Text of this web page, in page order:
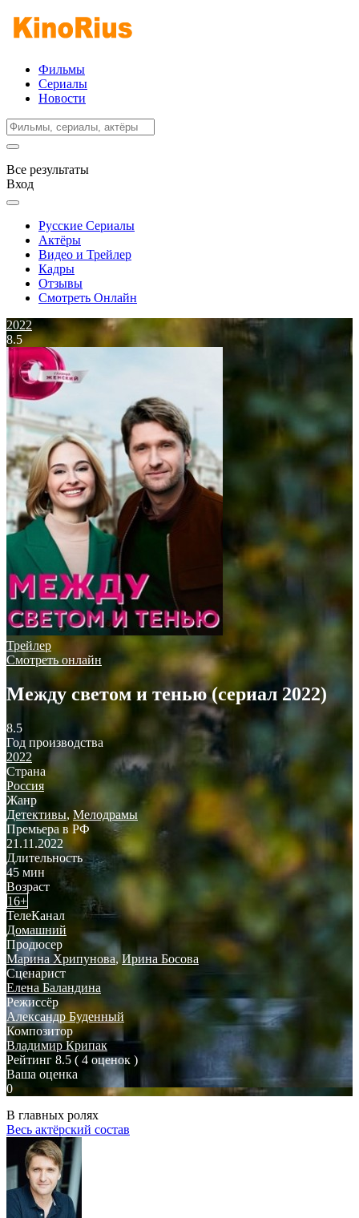
Фильмы
Сериалы
Новости
Все результаты
Вход
Русские Сериалы
Актёры
Видео и Трейлер
Кадры
Отзывы
Смотреть Онлайн
2022
8.5
Трейлер
Смотреть онлайн
Между светом и тенью (сериал 2022)
8.5
Год производства
2022
Страна
Россия
Жанр
Детективы, Мелодрамы
Премьера в РФ
21.11.2022
Длительность
45 мин
Возраст
16+
ТелеКанал
Домашний
Продюсер
Марина Хрипунова,Ирина Босова
Сценарист
Елена Баландина
Режиссёр
Александр Буденный
Композитор
Владимир Крипак
Рейтинг 8.5 ( 4 оценок )
Ваша оценка
0
В главных ролях
Весь актёрский состав